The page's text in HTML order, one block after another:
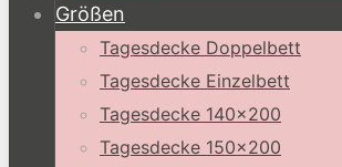
Größen
Tagesdecke Doppelbett
Tagesdecke Einzelbett
Tagesdecke 140×200
Tagesdecke 150×200